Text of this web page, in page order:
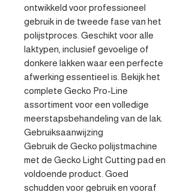
ontwikkeld voor professioneel
gebruik in de tweede fase van het
polijstproces. Geschikt voor alle
laktypen, inclusief gevoelige of
donkere lakken waar een perfecte
afwerking essentieel is. Bekijk het
complete Gecko Pro-Line
assortiment voor een volledige
meerstapsbehandeling van de lak.
Gebruiksaanwijzing
Gebruik de Gecko polijstmachine
met de Gecko Light Cutting pad en
voldoende product. Goed
schudden voor gebruik en vooraf